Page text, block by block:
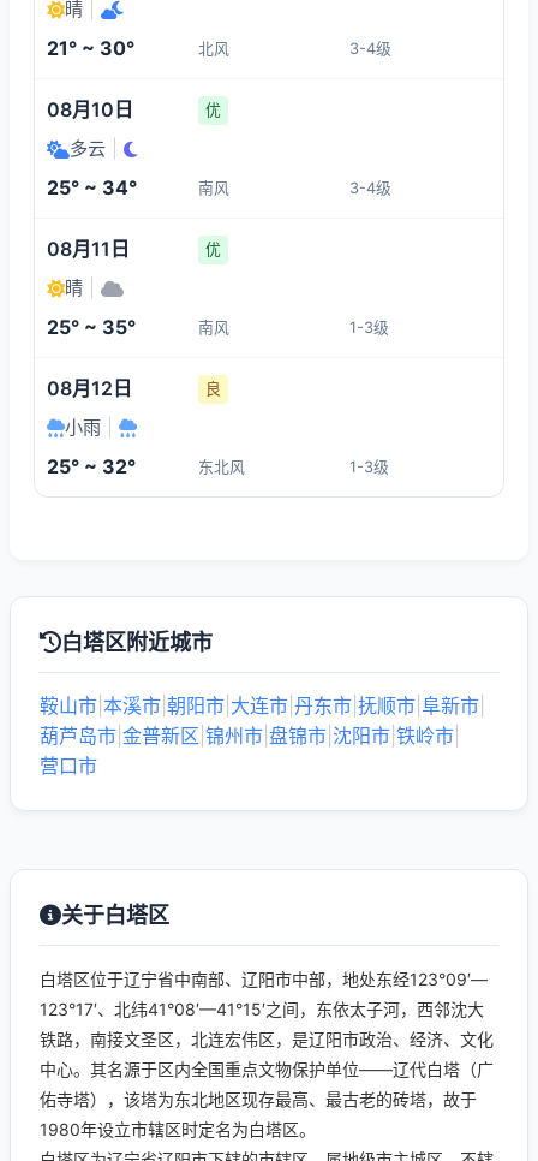
晴
21° ~ 30° 北风 3-4级
08月10日 优
多云
25° ~ 34° 南风 3-4级
08月11日 优
晴
25° ~ 35° 南风 1-3级
08月12日 良
小雨
25° ~ 32° 东北风 1-3级
白塔区附近城市
鞍山市 本溪市 朝阳市 大连市 丹东市 抚顺市 阜新市
葫芦岛市 金普新区 锦州市 盘锦市 沈阳市 铁岭市
营口市
关于白塔区
白塔区位于辽宁省中南部、辽阳市中部，地处东经123°09′—
123°17′、北纬41°08′—41°15′之间，东依太子河，西邻沈大
铁路，南接文圣区，北连宏伟区，是辽阳市政治、经济、文化
中心。其名源于区内全国重点文物保护单位——辽代白塔（广
佑寺塔），该塔为东北地区现存最高、最古老的砖塔，故于
1980年设立市辖区时定名为白塔区。